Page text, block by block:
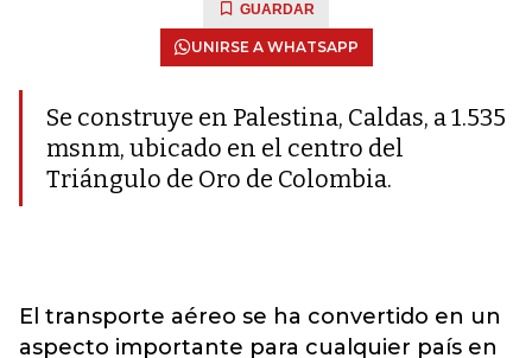
GUARDAR
UNIRSE A WHATSAPP
Se construye en Palestina, Caldas, a 1.535
msnm, ubicado en el centro del
Triángulo de Oro de Colombia.
El transporte aéreo se ha convertido en un
aspecto importante para cualquier país en